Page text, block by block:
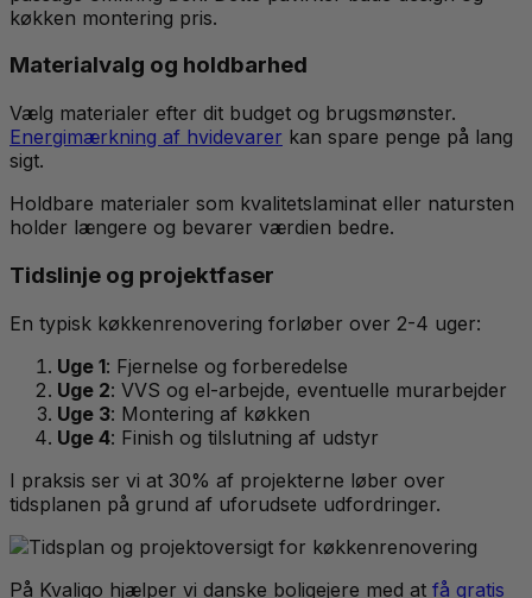
køkken montering pris.
Materialvalg og holdbarhed
Vælg materialer efter dit budget og brugsmønster.
Energimærkning af hvidevarer kan spare penge på lang
sigt.
Holdbare materialer som kvalitetslaminat eller natursten
holder længere og bevarer værdien bedre.
Tidslinje og projektfaser
En typisk køkkenrenovering forløber over 2-4 uger:
Uge 1: Fjernelse og forberedelse
Uge 2: VVS og el-arbejde, eventuelle murarbejder
Uge 3: Montering af køkken
Uge 4: Finish og tilslutning af udstyr
I praksis ser vi at 30% af projekterne løber over
tidsplanen på grund af uforudsete udfordringer.
På Kvaligo hjælper vi danske boligejere med at få gratis